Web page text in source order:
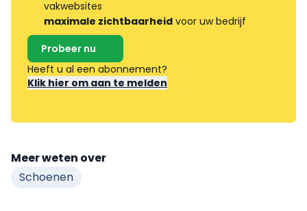
vakwebsites
maximale zichtbaarheid voor uw bedrijf
Probeer nu
Heeft u al een abonnement?
Klik hier om aan te melden
Meer weten over
Schoenen